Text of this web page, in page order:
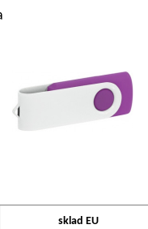
sklad EU